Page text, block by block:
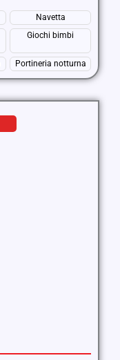
Navetta
Giochi bimbi
Portineria notturna